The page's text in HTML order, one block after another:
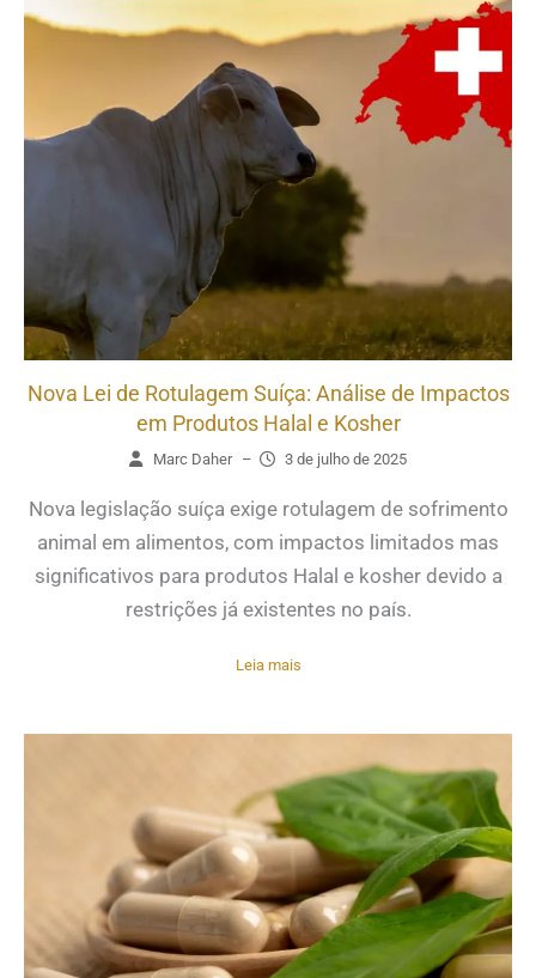
Nova Lei de Rotulagem Suíça: Análise de Impactos
em Produtos Halal e Kosher
Marc Daher – 3 de julho de 2025
Nova legislação suíça exige rotulagem de sofrimento
animal em alimentos, com impactos limitados mas
significativos para produtos Halal e kosher devido a
restrições já existentes no país.
Leia mais